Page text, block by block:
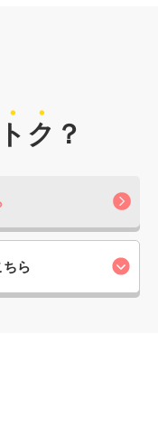
ト ク ？
ちら